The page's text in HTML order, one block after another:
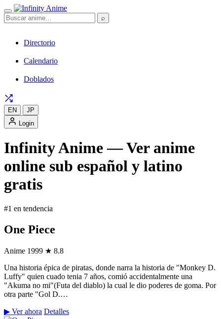
⌕
Directorio
Calendario
Doblados
EN
JP
Login
Infinity Anime — Ver anime
online sub español y latino
gratis
#1 en tendencia
One Piece
Anime 1999 ★ 8.8
Una historia épica de piratas, donde narra la historia de "Monkey D.
Luffy" quien cuado tenia 7 años, comió accidentalmente una
"Akuma no mi"(Futa del diablo) la cual le dio poderes de goma. Por
otra parte "Gol D.…
▶ Ver ahora Detalles